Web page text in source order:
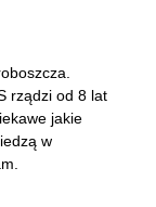
rządzi od 8 lat
jakie
w